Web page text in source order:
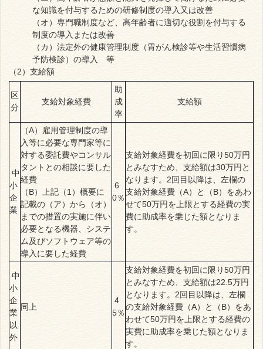
な知識を付与するための研修制度の導入又は改善
（オ）専門職制度など、高年齢者に適切な役割を付与する
制度の導入または改善
（カ）法定外の健康管理制度（胃がん検診等や生活習慣病
予防検診）の導入 等
（2）支給額
区
分
支給対象経費
助
成
率
支給額
中
小
企
業
（A）雇用管理制度の導
入等に必要な専門家等に
対する委託費やコンサル
タントとの相談に要した
経費
（B）上記（1）概要に
記載の（ア）から（オ）
までの措置の実施に伴い
必要となる機器、システ
ム及びソフトウェア等の
導入に要した経費
6
0％
支給対象経費を初回に限り50万円
とみなすため、支給額は30万円と
なります。2回目以降は、左欄の
支給対象経費（A）と（B）をあわ
せて50万円を上限とする経費の実
費に助成率を乗じた額となりま
す。
中
小
企
業
以
外
同上
4
5％
支給対象経費を初回に限り50万円
とみなすため、支給額は22.5万円
となります。2回目以降は、左欄
の支給対象経費（A）と（B）をあ
わせて50万円を上限とする経費の
実費に助成率を乗じた額となりま
す。